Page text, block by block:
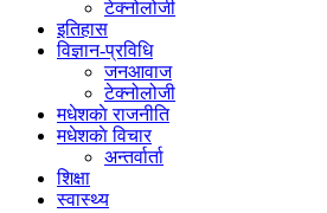
टेक्नोलोजी
इतिहास
विज्ञान-प्रविधि
जनआवाज
टेक्नोलोजी
मधेशकाे राजनीति
मधेशकाे विचार
अन्तर्वार्ता
शिक्षा
स्वास्थ्य